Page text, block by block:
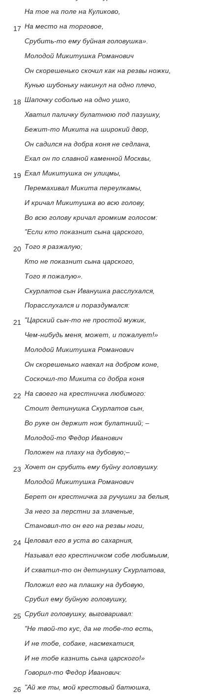
17
На тое на поле на Куликово,
На место на торговое,
Срубить-то ему буйная головушка».
Молодой Микитушка Романович
18
Он скорешенько скочил как на резвы ножки,
Кунью шубоньку накинул на одно плечо,
Шапочку соболью на одно ушко,
Хватил паличку булатнюю под пазушку,
Бежит-то Микита на широкий двор,
19
Он садился на добра коня не седлана,
Ехал он по славной каменной Москвы,
Ехал Микитушка он улицмы,
Перемахивал Микита переулкамы,
И кричал Микитушка во всю голову,
20
Во всю голову кричал громким голосом:
"Если кто показнит сына царского,
Того я разжалую;
Кто не показнит сына царского,
Того я пожалую».
21
Скурлатов сын Иванушка расслухался,
Порасслухался и пораздумался:
"Царский сын-то не простой мужик,
Чем-нибудь меня, может, и пожалует!»
Молодой Микитушка Романович
22
Он скорешенько наехал на добром коне,
Соскочил-то Микита со добра коня
На своего на крестничка любимого:
Стоит детинушка Скурлатов сын,
Во руке он держит нож булатниий; –
23
Молодой-то Федор Иванович
Положен на плаху на дубовую;–
Хочет он срубить ему буйну головушку.
Молодой Микитушка Романович
Берет он крестничка за ручушки за белыя,
24
За него за перстни за злаченые,
Становил-то он его на резвы ноги,
Целовал его в уста во сахарния,
Называл его крестничком собе любимыим,
И схватил-то он детинушку Скурлатова,
25
Положил его на плашку на дубовую,
Срубил ему буйную головушку,
Срубил головушку, выговаривал:
"Не твой-то кус, да не тобе-то есть,
И не тобе, собаке, насмехатися,
26
И не тобе казнить сына царского!»
Говорил-то Федор Иванович:
"Ай же ты, мой крестовый батюшка,